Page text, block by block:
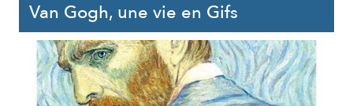
Van Gogh, une vie en Gifs